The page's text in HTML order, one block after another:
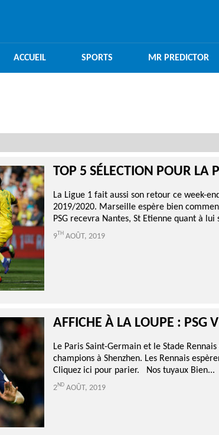
ACCUEIL SPORTS MR PREDICTOR
TOP 5 SÉLECTION POUR LA
La Ligue 1 fait aussi son retour ce week-
2019/2020. Marseille espère bien
PSG recevra Nantes, St Etienne quant à lui
9TH AOÛT, 2019
AFFICHE À LA LOUPE : PSG
Le Paris Saint-Germain et le Stade
champions à Shenzhen. Les Rennais
Cliquez ici pour parier. Nos tuyaux Bien...
2ND AOÛT, 2019